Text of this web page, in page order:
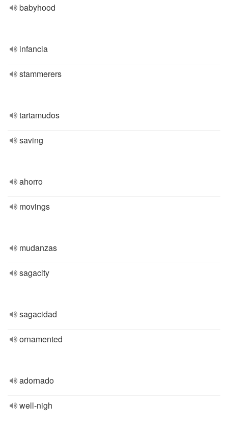
babyhood
infancia
stammerers
tartamudos
saving
ahorro
movings
mudanzas
sagacity
sagacidad
ornamented
adornado
well-nigh